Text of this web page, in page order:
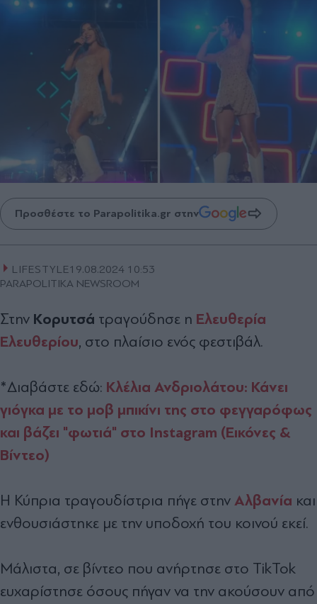
Προσθέστε το Parapolitika.gr στην
LIFESTYLE19.08.2024 10:53
PARAPOLITIKA NEWSROOM
Στην Κορυτσά τραγούδησε η Ελευθερία
Ελευθερίου, στο πλαίσιο ενός φεστιβάλ.
*Διαβάστε εδώ: Κλέλια Ανδριολάτου: Κάνει
γιόγκα με το μοβ μπικίνι της στο φεγγαρόφως
και βάζει "φωτιά" στο Instagram (Εικόνες &
Βίντεο)
Η Κύπρια τραγουδίστρια πήγε στην Αλβανία και
ενθουσιάστηκε με την υποδοχή του κοινού εκεί.
Μάλιστα, σε βίντεο που ανήρτησε στο TikTok
ευχαρίστησε όσους πήγαν να την ακούσουν από